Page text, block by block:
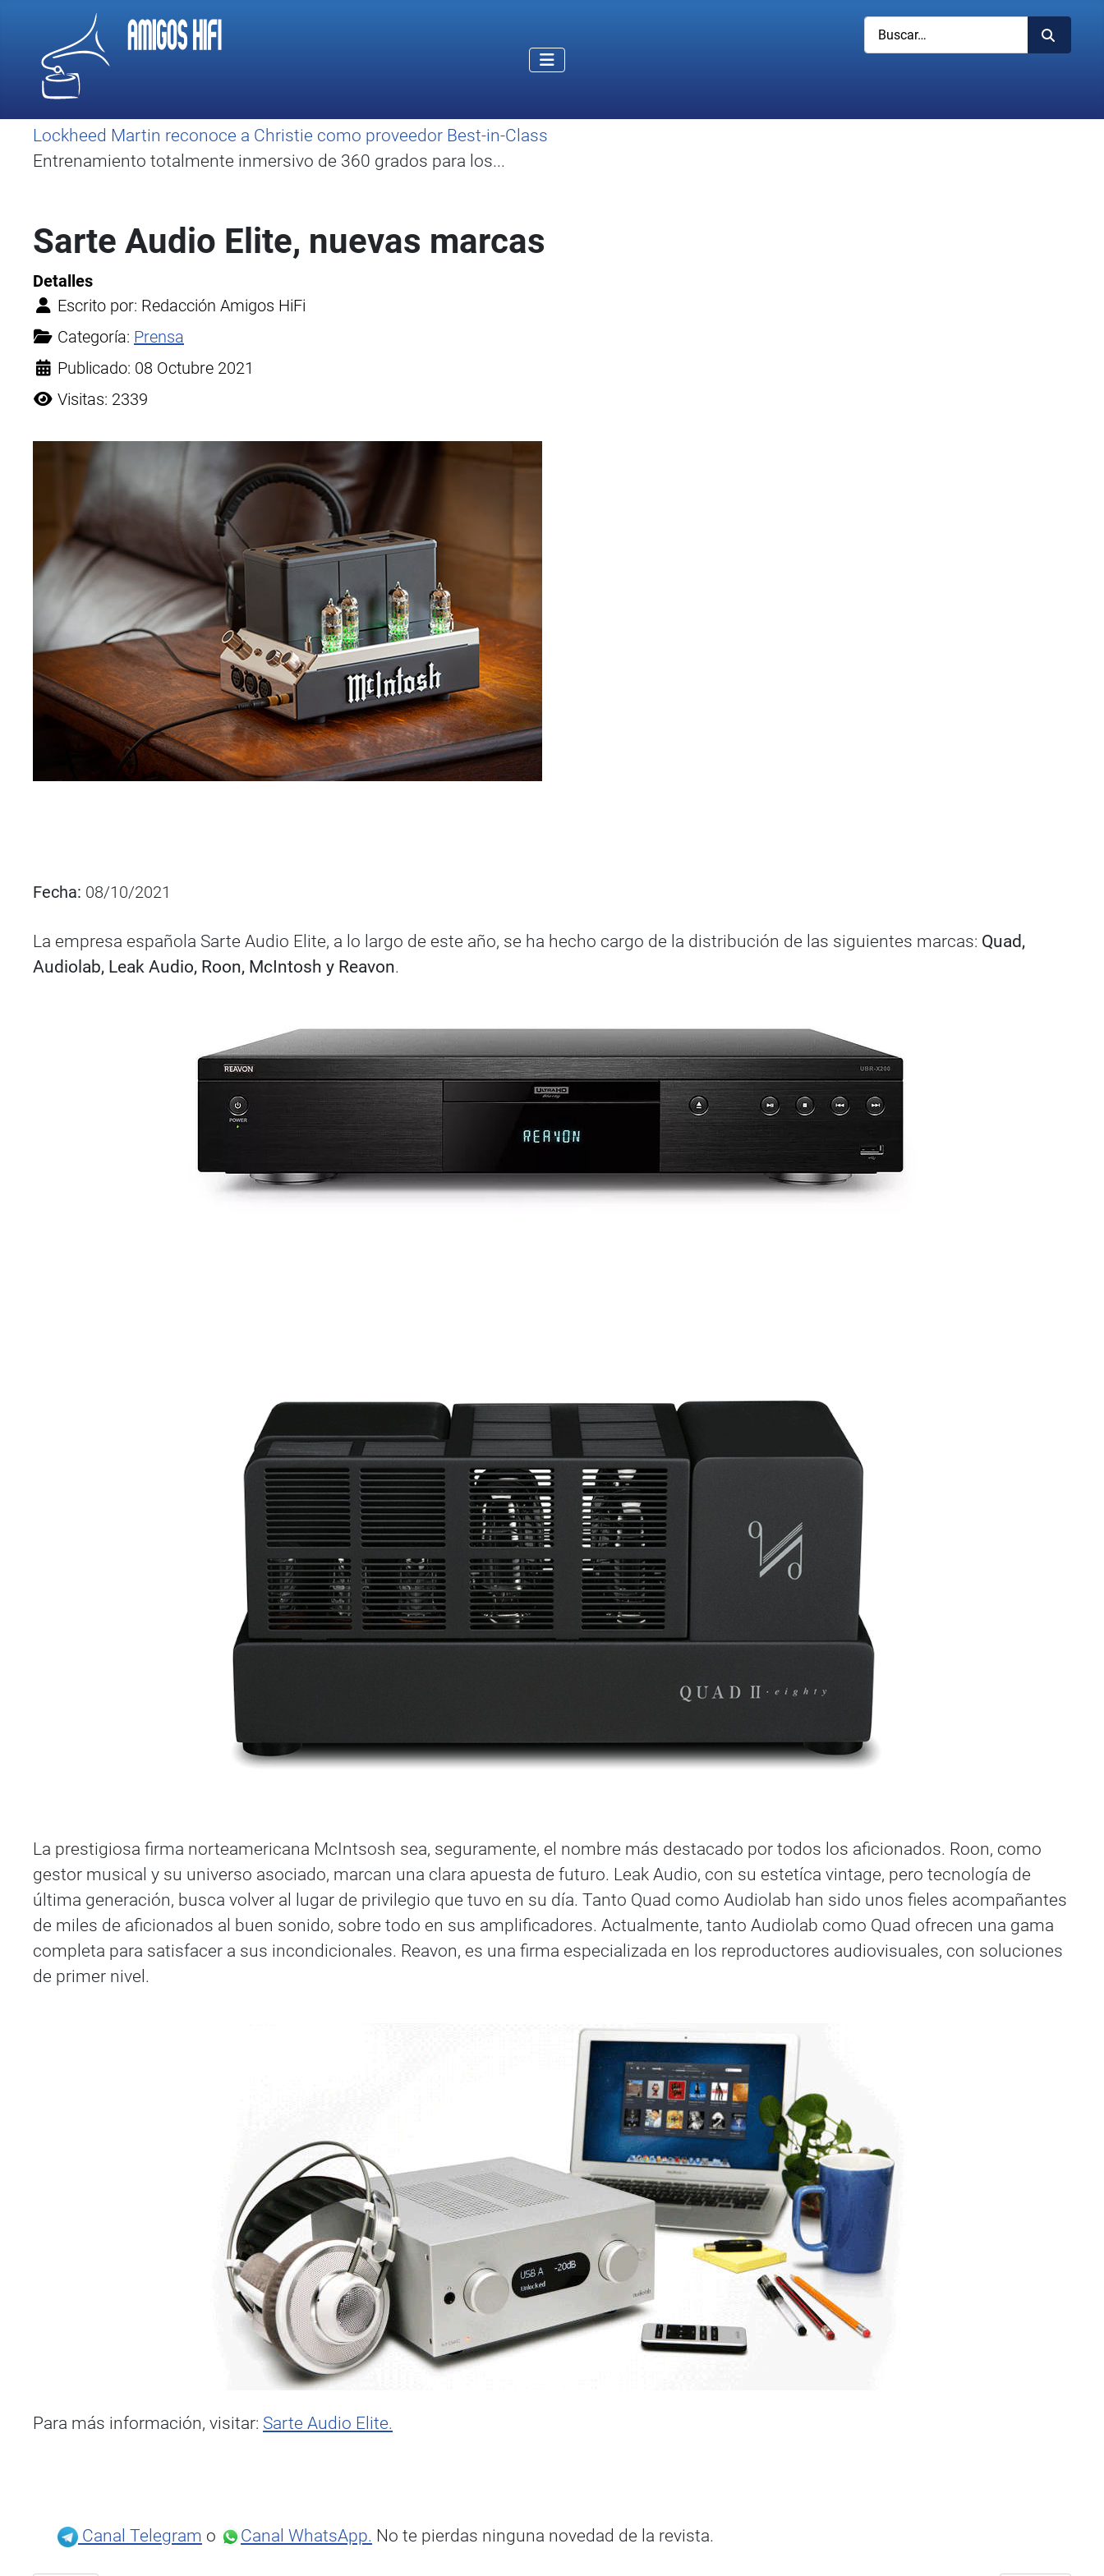
Buscar
Lockheed Martin reconoce a Christie como proveedor Best-in-Class
Entrenamiento totalmente inmersivo de 360 grados para los...
Sarte Audio Elite, nuevas marcas
Detalles
Escrito por: Redacción Amigos HiFi
Categoría: Prensa
Publicado: 08 Octubre 2021
Visitas: 2339
Fecha: 08/10/2021
La empresa española Sarte Audio Elite, a lo largo de este año, se ha hecho cargo de la distribución de las siguientes marcas: Quad,
Audiolab, Leak Audio, Roon, McIntosh y Reavon.
La prestigiosa firma norteamericana McIntsosh sea, seguramente, el nombre más destacado por todos los aficionados. Roon, como
gestor musical y su universo asociado, marcan una clara apuesta de futuro. Leak Audio, con su estetíca vintage, pero tecnología de
última generación, busca volver al lugar de privilegio que tuvo en su día. Tanto Quad como Audiolab han sido unos fieles acompañantes
de miles de aficionados al buen sonido, sobre todo en sus amplificadores. Actualmente, tanto Audiolab como Quad ofrecen una gama
completa para satisfacer a sus incondicionales. Reavon, es una firma especializada en los reproductores audiovisuales, con soluciones
de primer nivel.
Para más información, visitar: Sarte Audio Elite.
Canal Telegram o Canal WhatsApp. No te pierdas ninguna novedad de la revista.